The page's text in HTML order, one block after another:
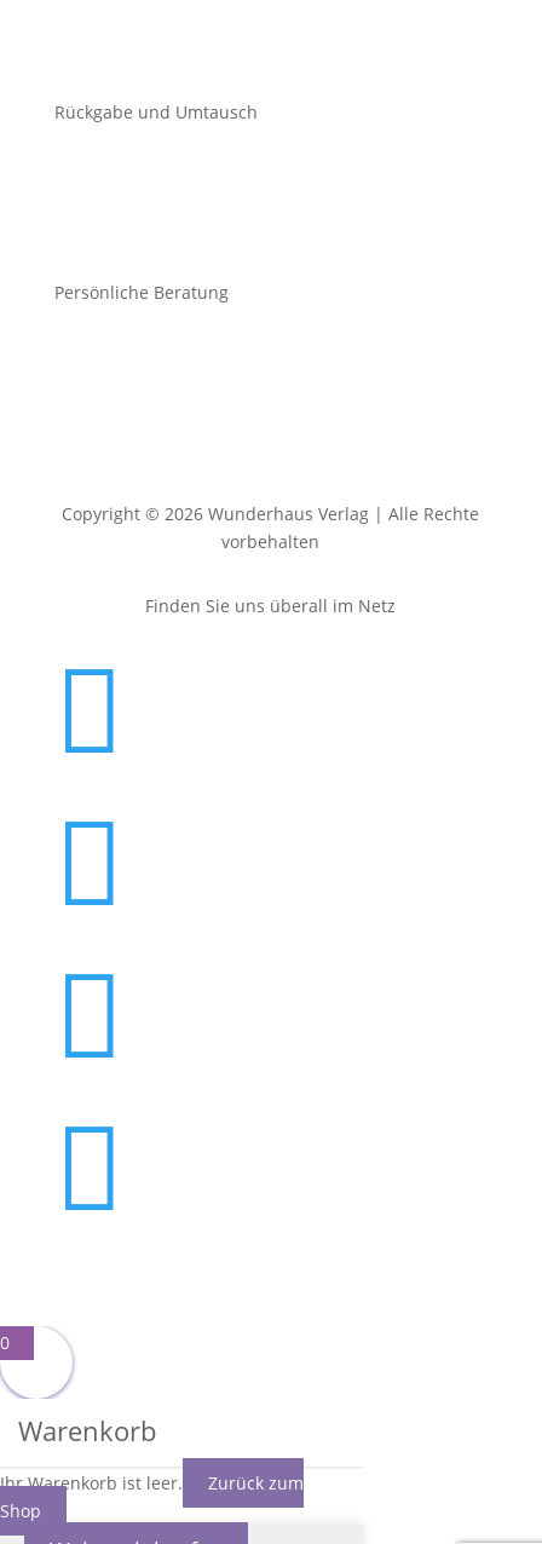
Rückgabe und Umtausch
Persönliche Beratung
Copyright © 2026 Wunderhaus Verlag | Alle Rechte
vorbehalten
Finden Sie uns überall im Netz




0
Warenkorb
Ihr Warenkorb ist leer.
Zurück zum
Shop